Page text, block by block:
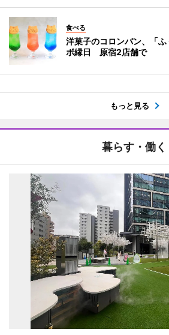
食べる
洋菓子のコロンバン、「
ボ縁日 原宿2店舗で
もっと見る
暮らす・働く